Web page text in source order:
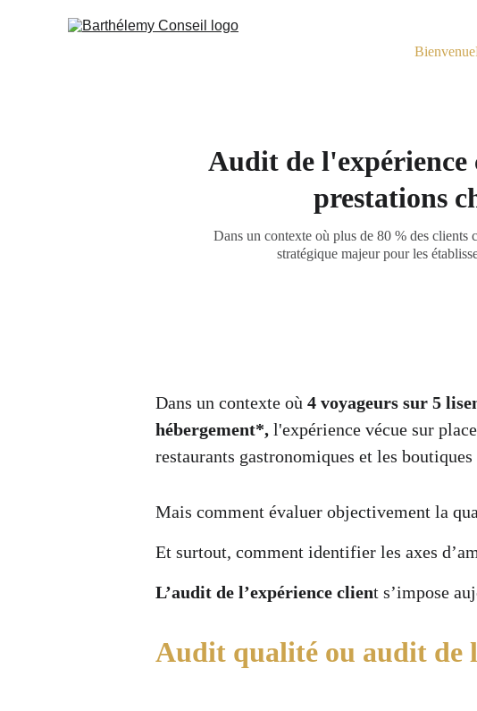
Bienvenue
Audit de l'expérience
prestations
Dans un contexte où plus de 80 % des clients
stratégique majeur pour les
Dans un contexte où 4 voyageurs sur 5
hébergement*, l'expérience vécue sur
restaurants gastronomiques et les
Mais comment évaluer objectivement la
Et surtout, comment identifier les axes
L’audit de l’expérience client s’impose
Audit qualité ou audit de